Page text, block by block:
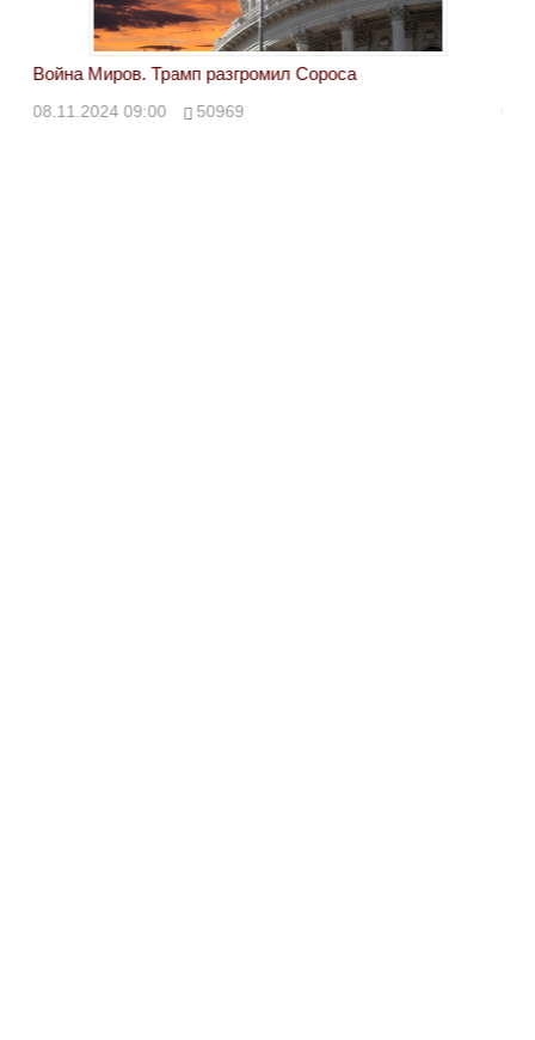
Война Миров. Трамп разгромил Сороса
08.11.2024 09:00 50969